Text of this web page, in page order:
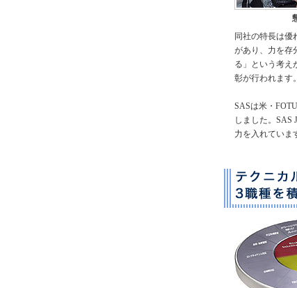
同社の特長は優
があり、力を存
る」という考え
彰が行われます。
SASは米・
しました。SAS
力を入れていま